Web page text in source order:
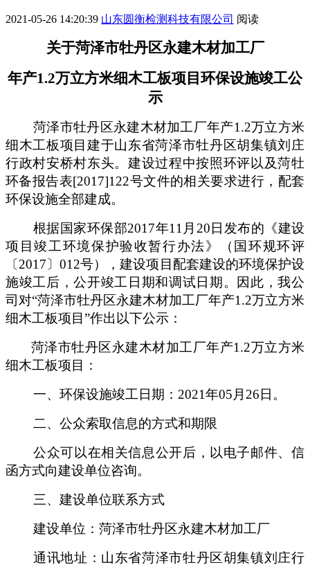
2021-05-26 14:20:39 山东圆衡检测科技有限公司 阅读
关于菏泽市牡丹区永建木材加工厂
年产1.2万立方米细木工板项目环保设施竣工公
示
菏泽市牡丹区永建木材加工厂年产1.2万立方米
细木工板项目 建于山东省菏泽市牡丹区胡集镇刘庄
行政村安桥村东头。建设过程中按照环评以及菏牡
环备报告表[2017]122号文件的相关要求进行，配套
环保设施全部建成。
根据国家环保部2017年11 月 20 日发布的《建设
项目竣工环境保护验收暂行办法》（国环规环评
〔 2017 〕012号），建设项目配套建设的环境保护设
施竣工后，公开竣工日期和调试日期。因此，我公
司对“菏泽市牡丹区永建木材加工厂年产1.2万立方米
细木工板项目”作出以下公示：
菏泽市牡丹区永建木材加工厂年产1.2万立方米
细木工板项目
：
一、环保设施竣工日期： 2021年05 月 26 日。
二、公众索取信息的方式和期限
公众可以在相关信息公开后，以电子邮件、信
函方式向建设单位咨询。
三、建设单位联系方式
建设单位： 菏泽市牡丹区永建木材加工厂
通讯地址： 山东省菏泽市牡丹区胡集镇刘庄行